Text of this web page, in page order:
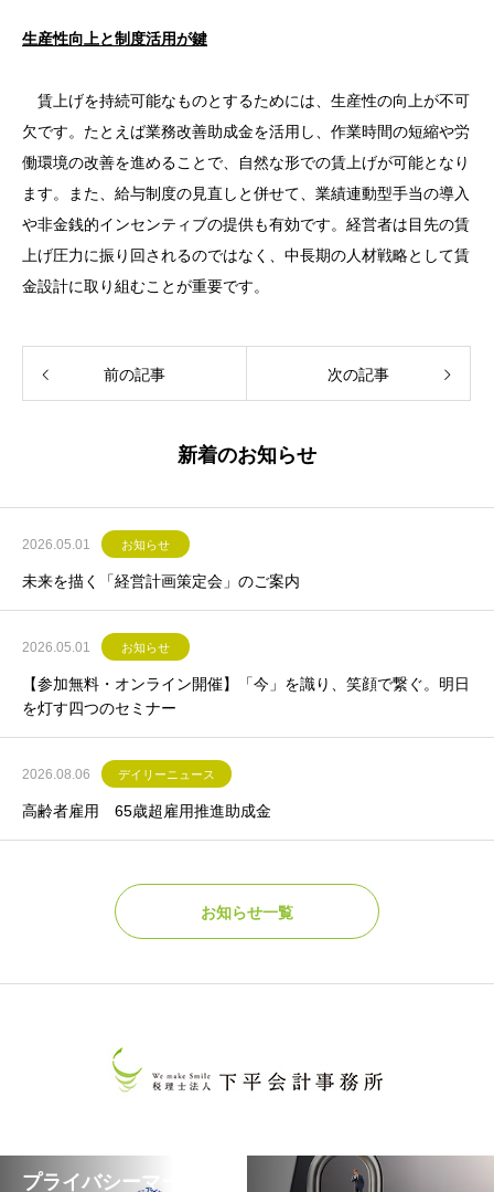
生産性向上と制度活用が鍵
賃上げを持続可能なものとするためには、生産性の向上が不可
欠です。たとえば業務改善助成金を活用し、作業時間の短縮や労
働環境の改善を進めることで、自然な形での賃上げが可能となり
ます。また、給与制度の見直しと併せて、業績連動型手当の導入
や非金銭的インセンティブの提供も有効です。経営者は目先の賃
上げ圧力に振り回されるのではなく、中長期の人材戦略として賃
金設計に取り組むことが重要です。
前の記事 次の記事
新着のお知らせ
2026.05.01 お知らせ
未来を描く「経営計画策定会」のご案内
2026.05.01 お知らせ
【参加無料・オンライン開催】「今」を識り、笑顔で繋ぐ。明日
を灯す四つのセミナー
2026.08.06 デイリーニュース
高齢者雇用 65歳超雇用推進助成金
お知らせ一覧
プライバシーマークに